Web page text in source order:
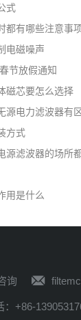
式
都有哪些注意事
电磁噪声
节放假通知
磁芯要怎么选择
源电力滤波器有
方式
源滤波器的场所
用是什么
询
：+86-